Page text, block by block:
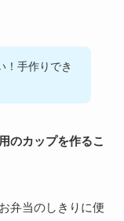
！手作りでき
のカップを作るこ
弁当のしきりに便